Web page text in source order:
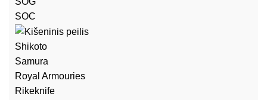
SOC
Shikoto
Samura
Royal Armouries
Rikeknife